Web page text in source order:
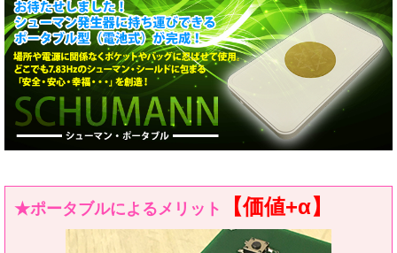
★ポータブルによるメリット 【価値+α】